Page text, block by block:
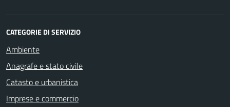
CATEGORIE DI SERVIZIO
Ambiente
Anagrafe e stato civile
Catasto e urbanistica
Imprese e commercio